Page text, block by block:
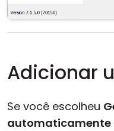
Adicionar
Se você escolheu
automaticamente